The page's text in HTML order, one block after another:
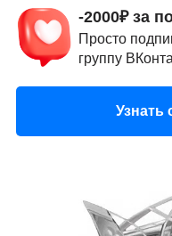
-2000₽ за
Просто
группу
Узнать